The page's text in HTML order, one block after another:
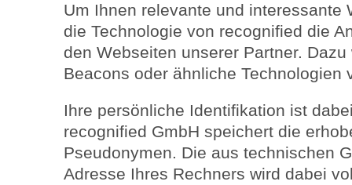
Um Ihnen relevante und interessante
die Technologie von recognified die
den Webseiten unserer Partner.
Beacons oder ähnliche Technologien
Ihre persönliche Identifikation ist
recognified GmbH speichert die
Pseudonymen. Die aus technischen
Adresse Ihres Rechners wird dabei